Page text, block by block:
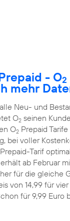
- O2
mehr
Neu- und
O2 seinen
O2 Prepaid
bei voller
Tarif
ab Februar
für die gleiche
von 14,99 für
für 9,99 Euro